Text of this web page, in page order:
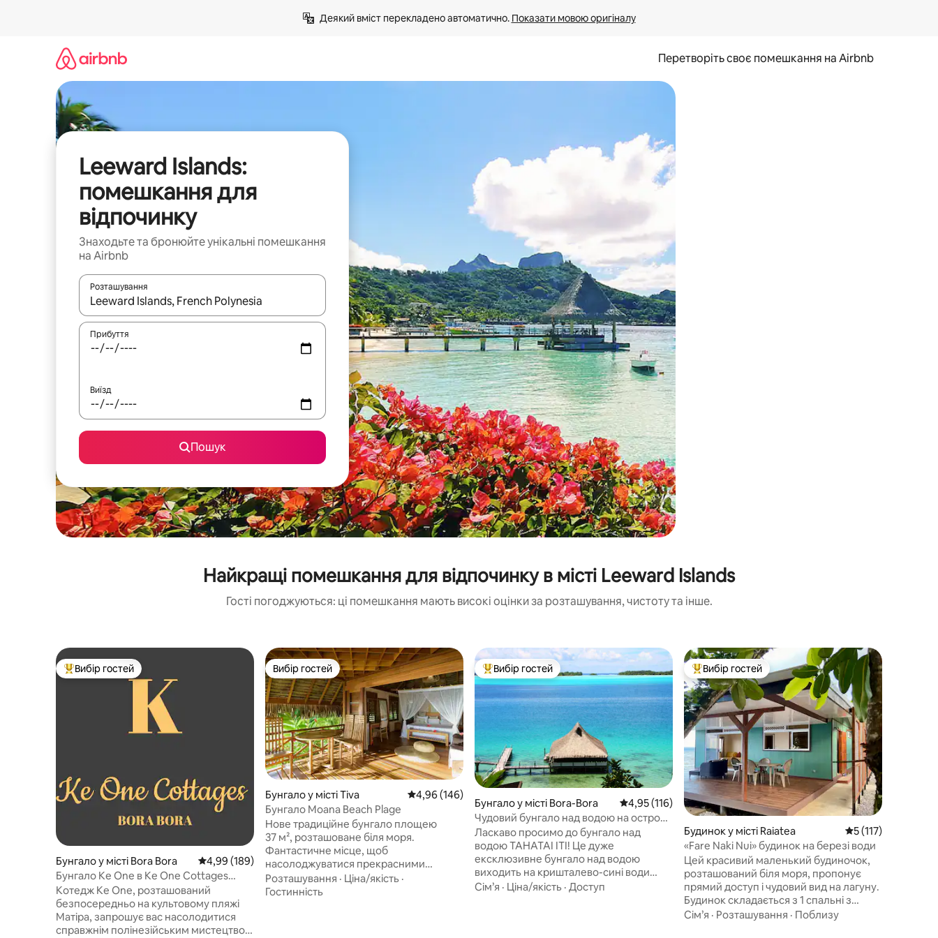
Деякий вміст перекладено автоматично. Показати мовою оригіналу
Перетворіть своє помешкання на Airbnb
Leeward Islands:
помешкання для
відпочинку
Знаходьте та бронюйте унікальні помешкання
на Airbnb
Розташування
Отримавши результати пошуку, використовуйте для навігації сторінкою клавіші зі стрілками вгору та вниз або жести дотику та гортання.
Прибуття
Виїзд
Пошук
Найкращі помешкання для відпочинку в місті Leeward Islands
Гості погоджуються: ці помешкання мають високі оцінки за розташування, чистоту та інше.
Топ вибір гостей
Вибір гостей
Бунгало у місті Bora Bora Середня оцінка: 4,99 з 5, відгуки: 189
4,99 (189)
Бунгало Ke One в Ke One Cottages
Beach View
Котедж Ke One, розташований
безпосередньо на культовому пляжі
Матіра, запрошує вас насолодитися
справжнім полінезійським мистецтвом
Вибір гостей
Вибір гостей
Бунгало у місті Tiva Середня оцінка: 4,96 з 5, відгуки: 146
4,96 (146)
Бунгало Moana Beach Plage
Нове традиційне бунгало площею
37 м², розташоване біля моря.
Фантастичне місце, щоб
насолоджуватися прекрасними
заходами сонця з видом на Бора-Бора.
Кораловий риф прямо через дорогу
Розташування · Ціна/якість ·
Гостинність
Топ вибір гостей
Вибір гостей
Бунгало у місті Bora-Bora Середня оцінка: 4,95 з 5, відгуки: 116
4,95 (116)
Чудовий бунгало над водою на острові
Бора-Бора.
Ласкаво просимо до бунгало над
водою TAHATAI ITI! Це дуже
ексклюзивне бунгало над водою
виходить на кришталево-сині води
лагуни Бора-Бора і пропонує
Сім’я · Ціна/якість · Доступ
Топ вибір гостей
Вибір гостей
Будинок у місті Raiatea Середня оцінка: 5
5 (117)
«Fare Naki Nui» будинок на березі води
Цей красивий маленький будиночок,
розташований біля моря, пропонує
прямий доступ і чудовий вид на лагуну.
Будинок складається з 1 спальні з
кондиціонером (ліжко розміру Queen
Сім’я · Розташування · Поблизу